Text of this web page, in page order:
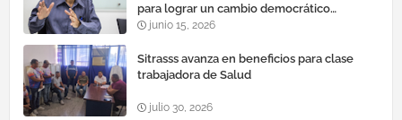
para lograr un cambio democrático
efectivo"
junio 15, 2026
Sitrasss avanza en beneficios para clase
trabajadora de Salud
julio 30, 2026